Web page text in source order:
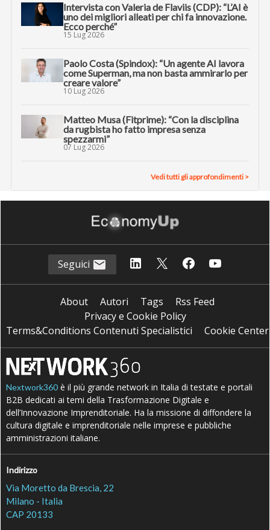
Intervista con Valeria de Flaviis (CDP): “L’AI è
uno dei migliori alleati per chi fa innovazione.
Ecco perché”
15 Lug 2026
Paolo Costa (Spindox): “Un agente AI lavora
come Superman, ma non basta ammirarlo per
creare valore”
10 Lug 2026
Matteo Musa (Fitprime): “Con la disciplina
da rugbista ho fatto impresa senza
spezzarmi”
07 Lug 2026
Vedi tutti gli approfondimenti >
Seguici
About Autori Tags
Rss Feed
Privacy e Cookie Policy
Terms&Conditions Contenuti Specialistici
Cookie Center
Nextwork360 è il più grande network in Italia di testate e portali
B2B dedicati ai temi della Trasformazione Digitale e
dell’Innovazione Imprenditoriale. Ha la missione di diffondere la
cultura digitale e imprenditoriale nelle imprese e pubbliche
amministrazioni italiane.
Indirizzo
Via Moretto da Brescia, 22
Milano - Italia
CAP 20133